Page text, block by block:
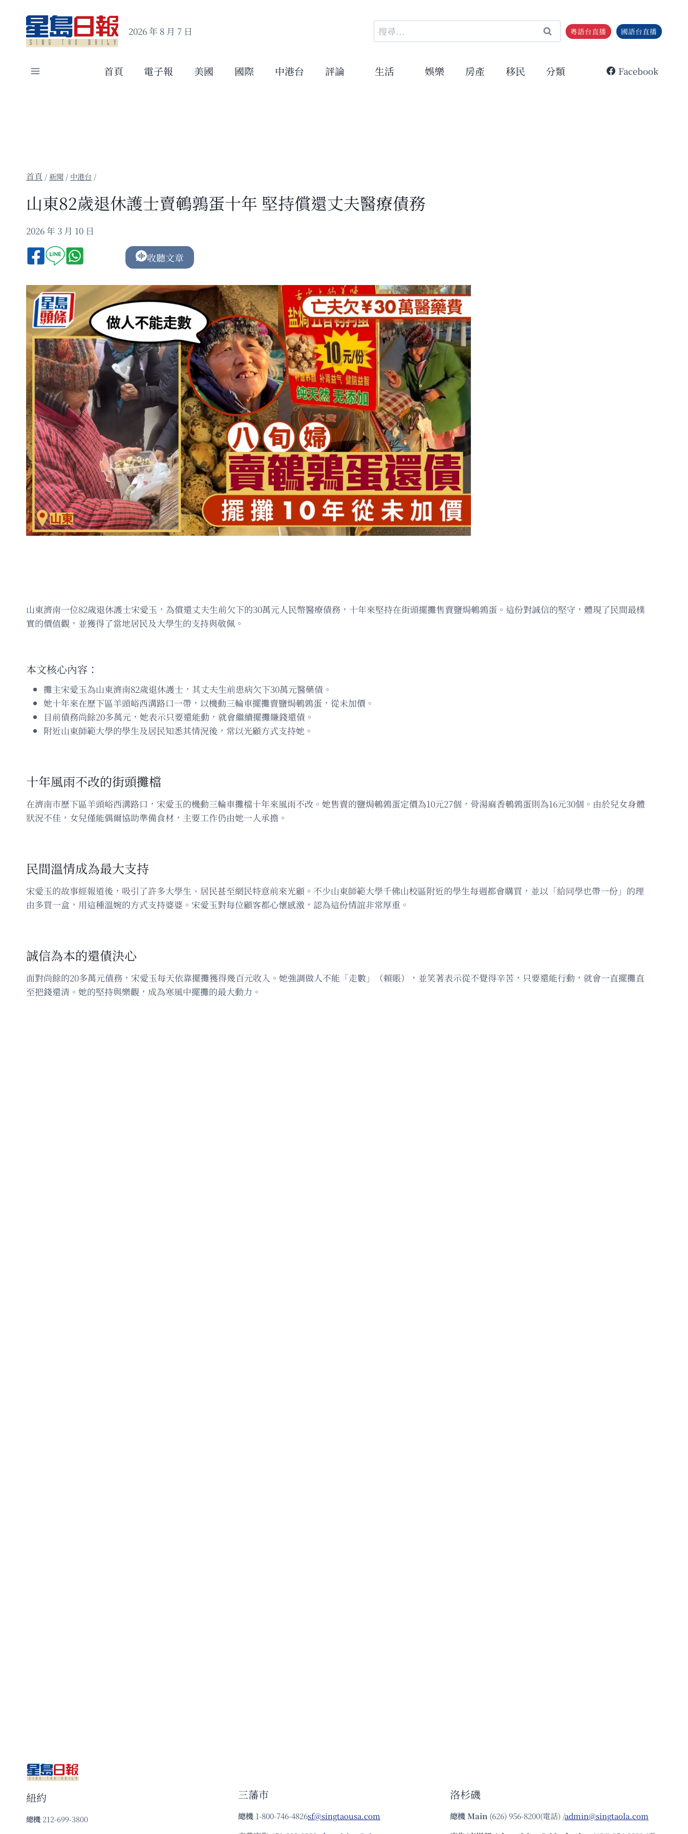
content
2026 年 8 月 7 日
搜
尋
鍵
粵語台直播 國語台直播
首頁 電子報 美國 國際 中港台 評論 生活 娛樂 房產 移民 分類 Facebook
/新聞 / 中港台 /
山東82歲退休護士賣鵪鶉蛋十年 堅持償還丈夫醫療債務
2026 年 3 月 10 日
收聽文章
山東濟南一位82歲退休護士宋愛玉，為償還丈夫生前欠下的30萬元人民幣醫療債務，十年來堅持在街頭擺攤售賣鹽焗鵪鶉蛋。這份對誠信的堅守，體現了民間最樸
實的價值觀，並獲得了當地居民及大學生的支持與敬佩。
本文核心內容：
攤主宋愛玉為山東濟南82歲退休護士，其丈夫生前患病欠下30萬元醫藥債。
她十年來在歷下區羊頭峪西溝路口一帶，以機動三輪車擺攤賣鹽焗鵪鶉蛋，從未加價。
目前債務尚餘20多萬元，她表示只要還能動，就會繼續擺攤賺錢還債。
附近山東師範大學的學生及居民知悉其情況後，常以光顧方式支持她。
十年風雨不改的街頭攤檔
在濟南市歷下區羊頭峪西溝路口，宋愛玉的機動三輪車攤檔十年來風雨不改。她售賣的鹽焗鵪鶉蛋定價為10元27個，骨湯麻香鵪鶉蛋則為16元30個。由於兒女身體
狀況不佳，女兒僅能偶爾協助準備食材，主要工作仍由她一人承擔。
民間溫情成為最大支持
宋愛玉的故事經報道後，吸引了許多大學生、居民甚至網民特意前來光顧。不少山東師範大學千佛山校區附近的學生每週都會購買，並以「給同學也帶一份」的理
由多買一盒，用這種溫婉的方式支持婆婆。宋愛玉對每位顧客都心懷感激，認為這份情誼非常厚重。
誠信為本的還債決心
面對尚餘的20多萬元債務，宋愛玉每天依靠擺攤獲得幾百元收入。她強調做人不能「走數」（賴賬），並笑著表示從不覺得辛苦，只要還能行動，就會一直擺攤直
至把錢還清。她的堅持與樂觀，成為寒風中擺攤的最大動力。
紐約
總機 212-699-3800
三藩市
總機 1-800-746-4826sf@singtaousa.com
洛杉磯
總機Main (626) 956-8200(電話) /admin@singtaola.com